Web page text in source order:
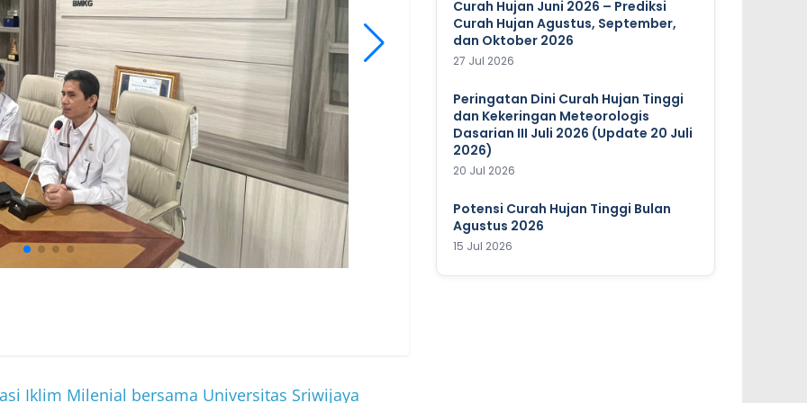
Iklim Milenial bersama Universitas Sriwijaya
Curah Hujan Juni 2026 – Prediksi
Curah Hujan Agustus, September,
dan Oktober 2026
27 Jul 2026
Peringatan Dini Curah Hujan Tinggi
dan Kekeringan Meteorologis
Dasarian III Juli 2026 (Update 20 Juli
2026)
20 Jul 2026
Potensi Curah Hujan Tinggi Bulan
Agustus 2026
15 Jul 2026